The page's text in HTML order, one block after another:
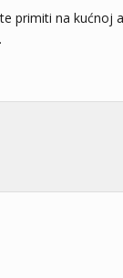
primiti na kućnoj